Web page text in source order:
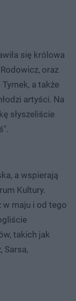
się królowa
oraz
a także
artyści. Na
słyszeliście
a wspierają
Kultury.
w maju i od tego
takich jak
Sarsa,